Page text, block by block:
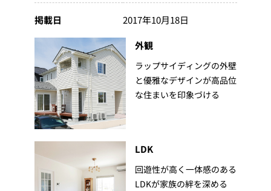
掲載日
2017年10月18日
外観
ラップサイディングの外壁
と優雅なデザインが高品位
な住まいを印象づける
LDK
回遊性が高く一体感のある
LDKが家族の絆を深める